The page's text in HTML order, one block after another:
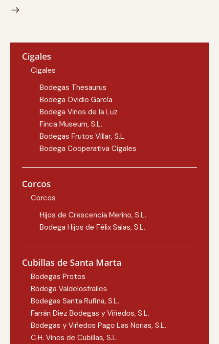
Cigales
Cigales
Bodegas Thesaurus
Bodega Ovidio García
Bodega Vinos de la Luz
Finca Museum, S.L.
Bodegas Frutos Villar, S.L.
Bodega Cooperativa Cigales
Corcos
Corcos
Hijos de Crescencia Merino, S.L.
Bodega Hijos de Félix Salas, S.L.
Cubillas de Santa Marta
Bodegas Protos
Bodega Valdelosfrailes
Bodegas Santa Rufina, S.L.
Farrán Díez Bodegas y Viñedos, S.L.
Bodegas y Viñedos Pago Las Norias, S.L.
C.H. Vinos de Cubillas, S.L.